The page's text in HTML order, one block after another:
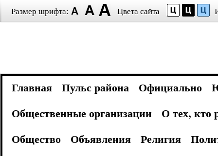
Размер шрифта: Цвета сайта
Главная Пульс района Официально
Общественные организации
О тех, кто
Общество
Объявления Религия